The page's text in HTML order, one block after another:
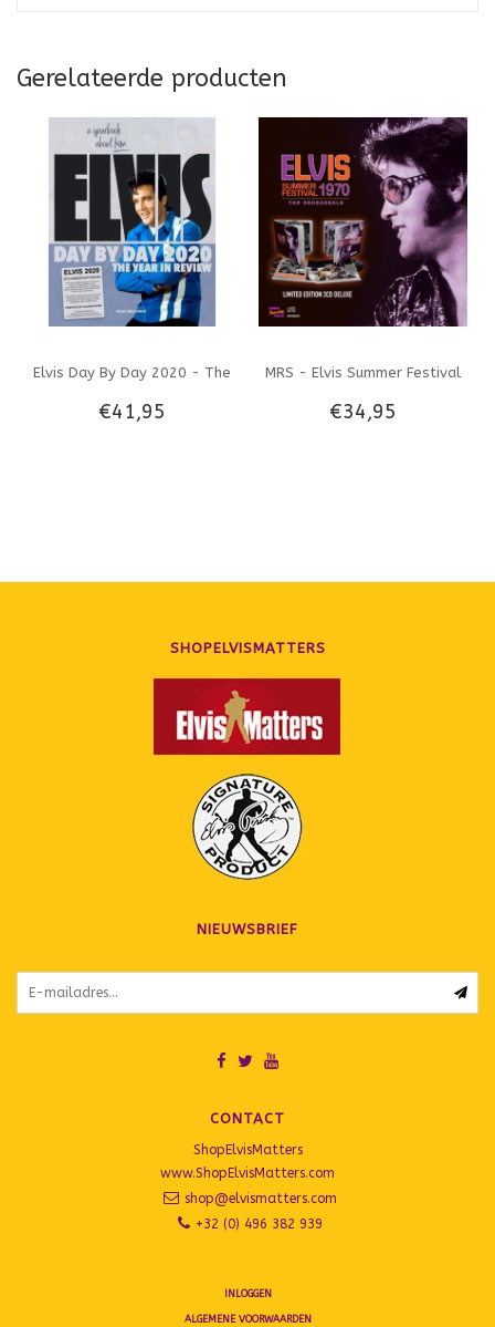
Gerelateerde producten
Elvis Day By Day 2020 - The
Illustrated Chronology Of
€41,95
MRS - Elvis Summer Festival
1970 The Rehearsals Limited
€34,95
SHOPELVISMATTERS
NIEUWSBRIEF
CONTACT
ShopElvisMatters
www.ShopElvisMatters.com
shop@elvismatters.com
+32 (0) 496 382 939
INLOGGEN
ALGEMENE VOORWAARDEN